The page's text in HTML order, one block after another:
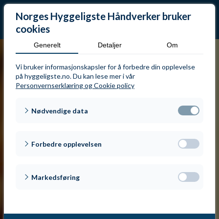
Norges Hyggeligste Håndverker bruker
cookies
Generelt Detaljer Om
Vi bruker informasjonskapsler for å forbedre din opplevelse
på hyggeligste.no. Du kan lese mer i vår
Personvernserklæring og Cookie policy
Nødvendige data
Forbedre opplevelsen
Markedsføring
Frank Dåbu